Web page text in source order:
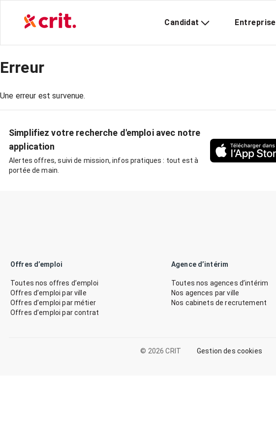
Candidat Entreprise
Erreur
Une erreur est survenue.
Simplifiez votre recherche d'emploi avec notre
application
Alertes offres, suivi de mission, infos pratiques : tout est à
portée de main.
Offres d’emploi
Toutes nos offres d’emploi
Offres d’emploi par ville
Offres d’emploi par métier
Offres d’emploi par contrat
Agence d’intérim
Toutes nos agences d’intérim
Nos agences par ville
Nos cabinets de recrutement
© 2026 CRIT Gestion des cookies